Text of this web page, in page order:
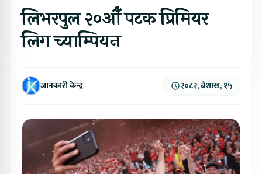
लिभरपुल २०औँ पटक प्रिमियर
लिग च्याम्पियन
जानकारी केन्द्र २०८२, बैशाख, १५